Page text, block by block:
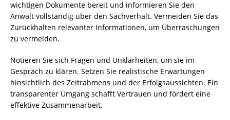
wichtigen Dokumente bereit und informieren Sie den
Anwalt vollständig über den Sachverhalt. Vermeiden Sie das
Zurückhalten relevanter Informationen, um Überraschungen
zu vermeiden.
Notieren Sie sich Fragen und Unklarheiten, um sie im
Gespräch zu klären. Setzen Sie realistische Erwartungen
hinsichtlich des Zeitrahmens und der Erfolgsaussichten. Ein
transparenter Umgang schafft Vertrauen und fördert eine
effektive Zusammenarbeit.